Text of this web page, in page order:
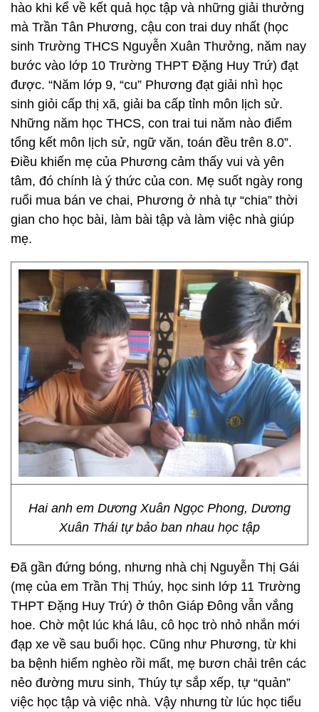
hào khi kể về kết quả học tập và những giải thưởng
mà Trần Tân Phương, cậu con trai duy nhất (học
sinh Trường THCS Nguyễn Xuân Thưởng, năm nay
bước vào lớp 10 Trường THPT Đặng Huy Trứ) đạt
được. “Năm lớp 9, “cu” Phương đạt giải nhì học
sinh giỏi cấp thị xã, giải ba cấp tỉnh môn lịch sử.
Những năm học THCS, con trai tui năm nào điểm
tổng kết môn lịch sử, ngữ văn, toán đều trên 8.0”.
Điều khiến mẹ của Phương cảm thấy vui và yên
tâm, đó chính là ý thức của con. Mẹ suốt ngày rong
ruổi mua bán ve chai, Phương ở nhà tự “chia” thời
gian cho học bài, làm bài tập và làm việc nhà giúp
mẹ.
Hai anh em Dương Xuân Ngọc Phong, Dương
Xuân Thái tự bảo ban nhau học tập
Đã gần đứng bóng, nhưng nhà chị Nguyễn Thị Gái
(mẹ của em Trần Thị Thúy, học sinh lớp 11 Trường
THPT Đặng Huy Trứ) ở thôn Giáp Đông vẫn vắng
hoe. Chờ một lúc khá lâu, cô học trò nhỏ nhắn mới
đạp xe về sau buổi học. Cũng như Phương, từ khi
ba bệnh hiểm nghèo rồi mất, mẹ bươn chải trên các
nẻo đường mưu sinh, Thúy tự sắp xếp, tự “quản”
việc học tập và việc nhà. Vậy nhưng từ lúc học tiểu